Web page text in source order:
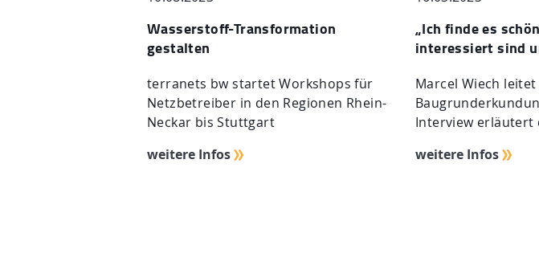
Wasserstoff-Transformation
gestalten
terranets bw startet Workshops für
Netzbetreiber in den Regionen Rhein-
Neckar bis Stuttgart
weitere Infos
„Ich finde es
interessiert sind
Marcel Wiech
Interview erläutert
weitere Infos